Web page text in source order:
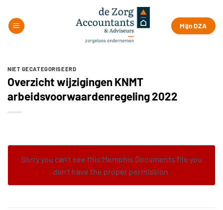
naar
inhoud
Mijn DZA
NIET GECATEGORISEERD
Overzicht wijzigingen KNMT
arbeidsvoorwaardenregeling 2022
Sorry you can't see this Memphis Documents file you
don't have the proper permission.